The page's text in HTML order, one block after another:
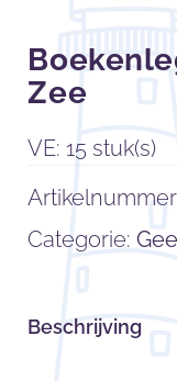
Zee
VE: 15 stuk(s)
Categorie:
Beschrijving